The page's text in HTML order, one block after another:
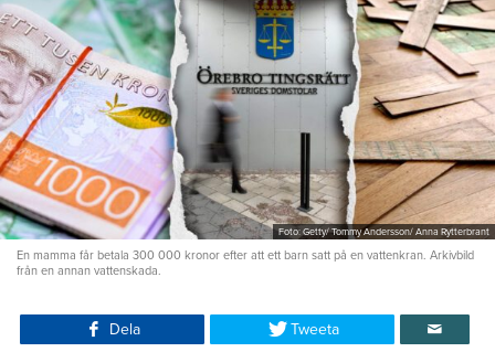
Foto: Getty/ Tommy Andersson/ Anna Rytterbrant
En mamma får betala 300 000 kronor efter att ett barn satt på en vattenkran. Arkivbild
från en annan vattenskada.
Dela Tweeta